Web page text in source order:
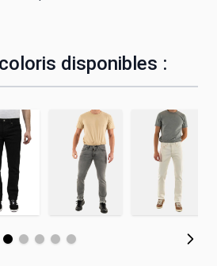
disponibles :